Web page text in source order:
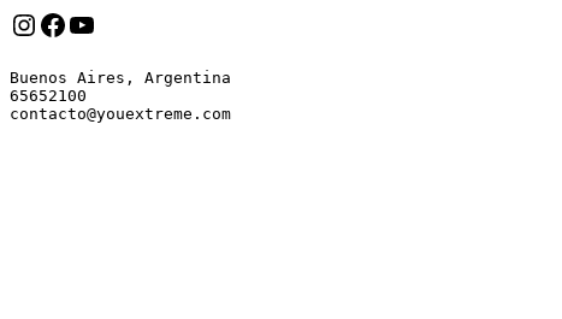
Instagram
Facebook
YouTube
Buenos Aires, Argentina
65652100